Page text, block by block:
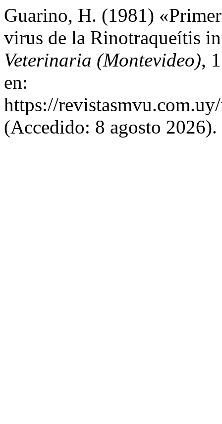
Guarino, H. (1981)
virus de la Rinotraqueítis
Veterinaria (Montevideo),
en:
https://
(Accedido: 8 agosto 2026).